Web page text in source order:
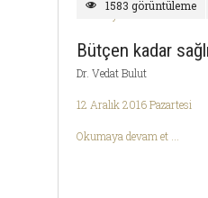
Okumaya devam et ...
1583 görüntüleme
Bütçen kadar
Dr. Vedat Bulut
12 Aralık 2016 Pazartesi
Okumaya devam et ...